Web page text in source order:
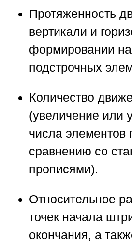
Протяженность
вертикали и
формировании
подстрочных
Количество
(увеличение или
числа элементов
сравнению со
прописями).
Относительное
точек начала
окончания, а